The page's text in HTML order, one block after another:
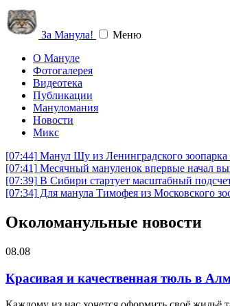
За Манула!
Меню
О Мануле
Фотогалерея
Видеотека
Публикации
Мануломания
Новости
Микс
[07:44] Манул Шу из Ленинградского зоопарка
[07:41] Месячный мануленок впервые начал
[07:39] В Сибири стартует масштабный
[07:34] Для манула Тимофея из Московского
Околоманульные новости
08.08
Красивая и качественная тюль в